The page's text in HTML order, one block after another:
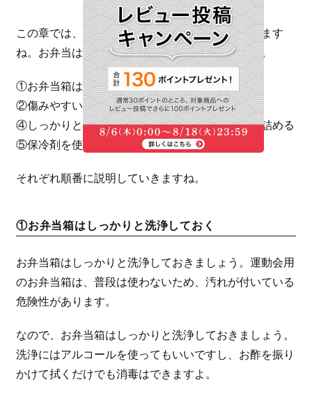
この章では、運動会のお弁当の注意点をお伝えします
ね。お弁当は食品なので、注意しておきましょう。
①お弁当箱はしっかりと洗浄しておく
②傷みやすい食材を避ける
④しっかりと加熱するおかずやご飯は冷めてから詰める
⑤保冷剤を使う
それぞれ順番に説明していきますね。
①お弁当箱はしっかりと洗浄しておく
お弁当箱はしっかりと洗浄しておきましょう。運動会用
のお弁当箱は、普段は使わないため、汚れが付いている
危険性があります。
なので、お弁当箱はしっかりと洗浄しておきましょう。
洗浄にはアルコールを使ってもいいですし、お酢を振り
かけて拭くだけでも消毒はできますよ。